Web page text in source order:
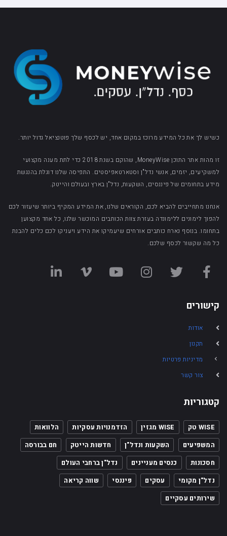
כשיש לך את כל המידע מרוכז במקום אחד, יש לכסף שלך פוטנציאל גדול יותר.
זו מהות אתר התוכן MoneyWise, שהוקם בשנת 2018 כדי לתת מענה מקצועי
למשקיעים, יזמים, אנשי נדל"ן וסטארטאפיסטים. התפיסה שלנו דוגלת בהנגשת
מידע בתחומים של פיננסים, השקעות, נדל"ן בארץ ובעולם והייטק.
אנחנו מתחייבים להביא לכם, הקוראים שלנו, את המידע המקיף ביותר שיעזור לכם
להפוך לימונים ללימונדה בעזרת צוות הכותבים המוכשר שלנו, כל אחד מקצוען
בתחומו. בנוסף נארח כותבים אורחים שיעמיקו את הידע ויעניקו לכם כלים להבנת
כל מה שקשור לכסף שלכם.
קישורים
אודות
תקנון
מדיניות פרטיות
צור קשר
קטגוריות
WISE טק WISE מגזין הזדמנויות עסקיות
הלוואות
המשפיעים
השקעות ונדל"ן חדשות הייטק
חם בבורסה
חסכונות
כנסים מעניינים
נדל"ן ברחבי העולם
נדל"ן מקומי
עסקים פיננסי
שווה קריאה
שירותים עסקיים